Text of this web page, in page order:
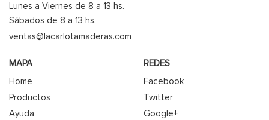
Lunes a Viernes de 8 a 13 hs.
Sábados de 8 a 13 hs.
ventas@lacarlotamaderas.com
MAPA
Home
Productos
Ayuda
REDES
Facebook
Twitter
Google+